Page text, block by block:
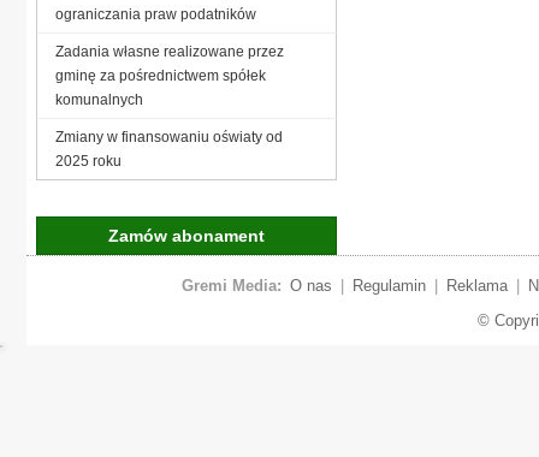
ograniczania praw podatników
Zadania własne realizowane przez
gminę za pośrednictwem spółek
komunalnych
Zmiany w finansowaniu oświaty od
2025 roku
Zamów abonament
Gremi Media: O nas Regulamin Reklama
©